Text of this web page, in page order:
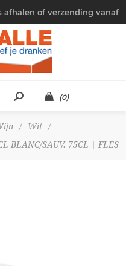
afhalen of verzending vanaf
€ 4,95
(0)
/ Wit
/
BLANC/SAUV. 75CL | FLES